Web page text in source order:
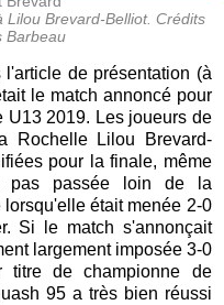
Brevard-Belliot. Crédits
Barbeau
de présentation (à
le match annoncé pour
U13 2019. Les joueurs de
Rochelle Lilou Brevard-
pour la finale, même
pas passée loin de la
était menée 2-0
Si le match s'annonçait
largement imposée 3-0
titre de championne de
95 a très bien réussi